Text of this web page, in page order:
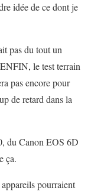
idée de ce dont je
pas du tout un
le test terrain
pas encore pour
de retard dans la
du Canon EOS 6D
ça.
pourraient